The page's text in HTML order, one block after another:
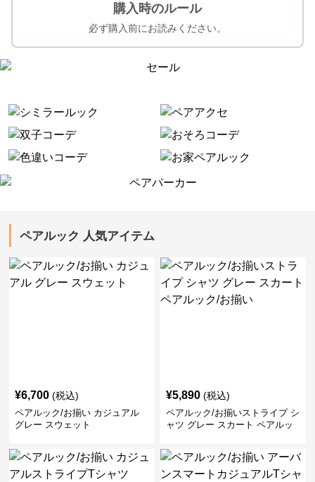
購入時のルール
必ず購入前にお読みください。
ペアルック 人気アイテム
¥6,700 (税込)
ペアルック/お揃い カジュアル
グレー スウェット
¥5,890 (税込)
ペアルック/お揃いストライプ シ
ャツ グレー スカート ペアルッ